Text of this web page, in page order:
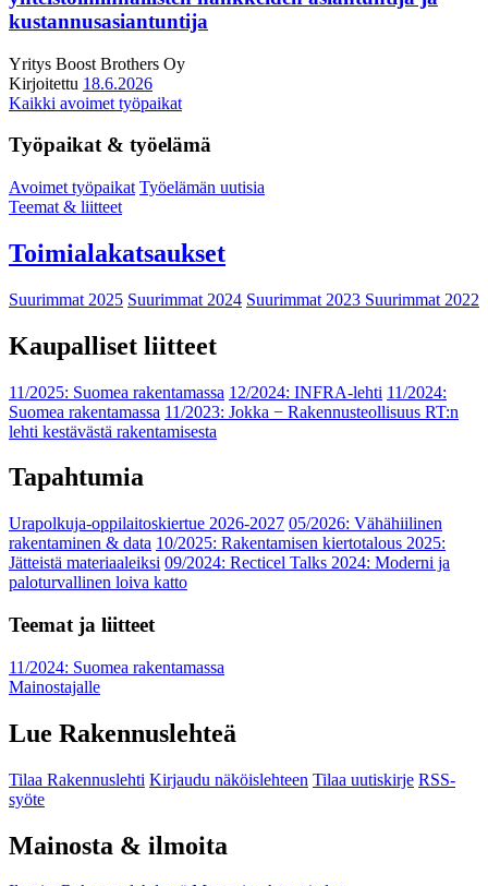
kustannusasiantuntija
Yritys Boost Brothers Oy
Kirjoitettu 18.6.2026
Kaikki avoimet työpaikat
Työpaikat & työelämä
Avoimet työpaikat Työelämän uutisia
Teemat & liitteet
Toimialakatsaukset
Suurimmat 2025 Suurimmat 2024 Suurimmat 2023 Suurimmat 2022
Kaupalliset liitteet
11/2025: Suomea rakentamassa 12/2024: INFRA-lehti 11/2024:
Suomea rakentamassa 11/2023: Jokka − Rakennusteollisuus RT:n
lehti kestävästä rakentamisesta
Tapahtumia
Urapolkuja-oppilaitoskiertue 2026-2027 05/2026: Vähähiilinen
rakentaminen & data 10/2025: Rakentamisen kiertotalous 2025:
Jätteistä materiaaleiksi 09/2024: Recticel Talks 2024: Moderni ja
paloturvallinen loiva katto
Teemat ja liitteet
11/2024: Suomea rakentamassa
Mainostajalle
Lue Rakennuslehteä
Tilaa Rakennuslehti Kirjaudu näköislehteen Tilaa uutiskirje RSS-
syöte
Mainosta & ilmoita